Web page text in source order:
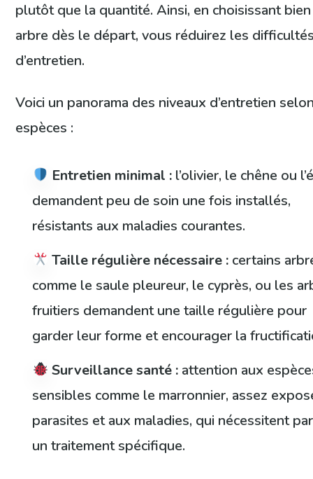
plutôt que la quantité. Ainsi, en choisissant
arbre dès le départ, vous réduirez les
d’entretien.
Voici un panorama des niveaux d’entretien
espèces :
Entretien minimal : l’olivier, le chêne ou
demandent peu de soin une fois installés,
résistants aux maladies courantes.
Taille régulière nécessaire : certains
comme le saule pleureur, le cyprès, ou les
fruitiers demandent une taille régulière pour
garder leur forme et encourager la
Surveillance santé : attention aux
sensibles comme le marronnier, assez
parasites et aux maladies, qui nécessitent
un traitement spécifique.